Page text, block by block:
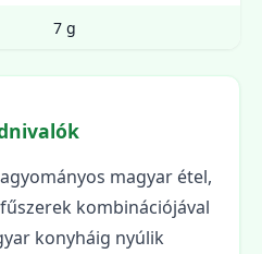
7 g
magyar étel,
kombinációjával
konyháig nyúlik